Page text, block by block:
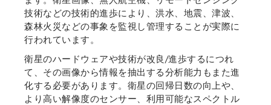
技術などの技術的進歩により、洪水、地震、津波、
森林火災などの事象を監視し管理することが実際に
行われています。
衛星のハードウェアや技術が改良/進歩するにつれ
て、その画像から情報を抽出する分析能力もまた進
化する必要があります。衛星の回帰日数の向上や、
より高い解像度のセンサー、利用可能なスペクトル